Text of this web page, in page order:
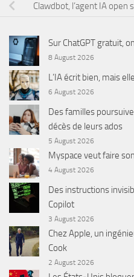
Clawdbot, l’agent IA open
Sur ChatGPT gratuit,
8 August 2026
L’IA écrit bien, mais
6 August 2026
Des familles
décès de leurs ados
5 August 2026
Myspace veut faire
4 August 2026
Des instructions
Copilot
3 August 2026
Chez Apple, un
Cook
2 August 2026